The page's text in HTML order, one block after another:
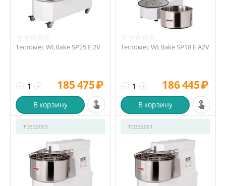
Тестомес WLBake SP25 E 2V
+
− 185 475₽
В корзину
Тестомес WLBake SP18 E A2V
+
− 186 445₽
В корзину
TD332003 TD332001